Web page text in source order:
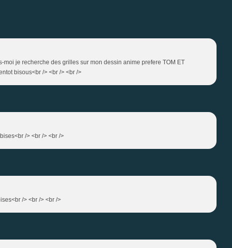
moi je recherche des grilles sur mon dessin anime prefere TOM ET
bisous<br /> <br /> <br />
/> <br /> <br />
/> <br /> <br />